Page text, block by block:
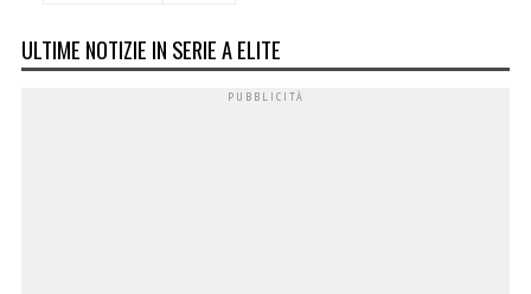
ULTIME NOTIZIE IN SERIE A ELITE